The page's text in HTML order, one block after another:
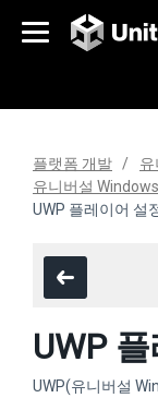
플랫폼 개발
유니버설
UWP 플레이어 설
UWP
UWP(유니버설